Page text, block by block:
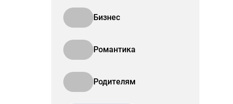
Бизнес
Романтика
Родителям